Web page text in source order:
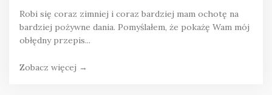
Robi się coraz zimniej i coraz bardziej mam ochotę na
bardziej pożywne dania. Pomyślałem, że pokażę Wam mój
obłędny przepis...
Zobacz więcej →